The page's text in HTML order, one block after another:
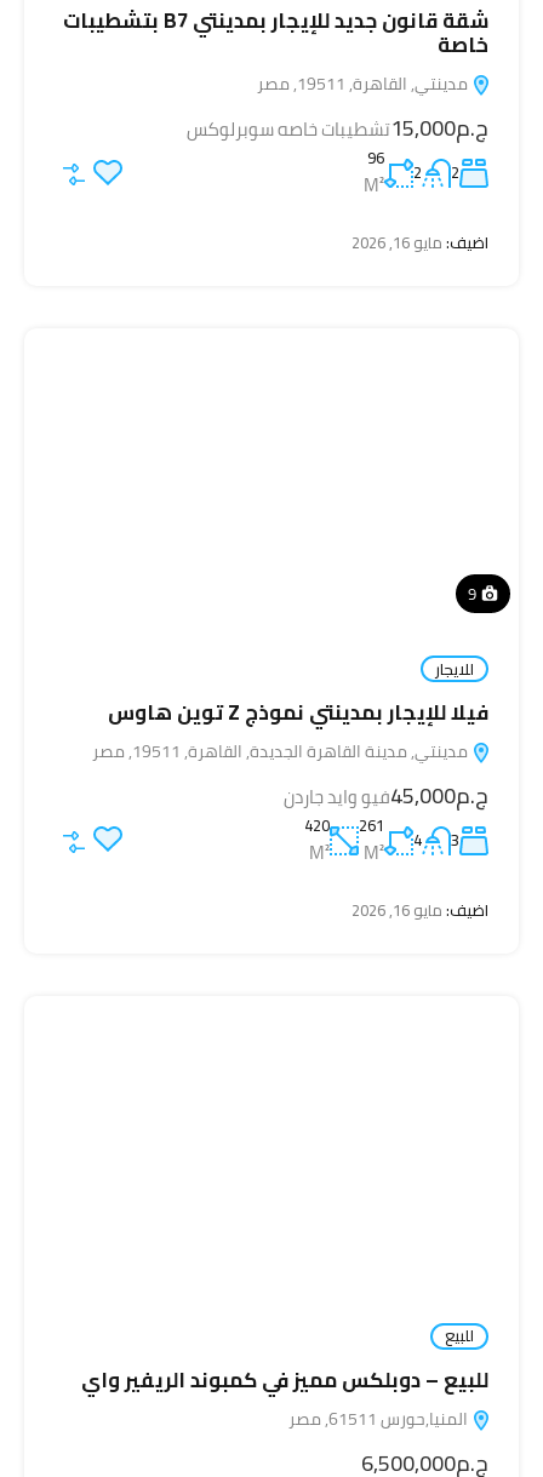
شقة قانون جديد للإيجار بمدينتي B7 بتشطيبات
خاصة
مدينتي, القاهرة, 19511, مصر
ج.م15,000 تشطيبات خاصه سوبرلوكس
2
2
96
M²
اضيف:مايو 16, 2026
9
للايجار
فيلا للإيجار بمدينتي نموذج Z توين هاوس
مدينتي, مدينة القاهرة الجديدة, القاهرة, 19511, مصر
ج.م45,000 فيو وايد جاردن
3
4
261
M²
420
M²
اضيف:مايو 16, 2026
للبيع
للبيع – دوبلكس مميز في كمبوند الريفير واي
المنيا,حورس 61511, مصر
ج.م6,500,000